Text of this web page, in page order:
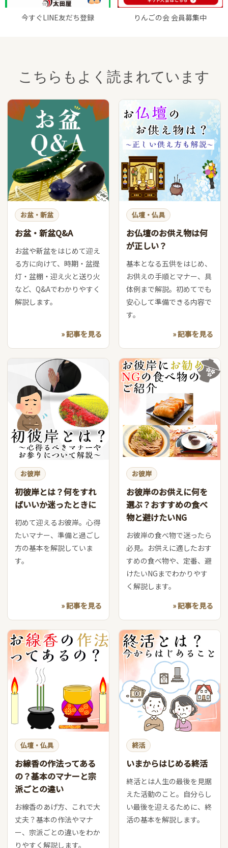
お買い物を続ける カートへ進む
今すぐLINE友だち登録 りんごの会 会員募集中
こちらもよく読まれています
お盆・新盆
お盆・新盆Q&A
お盆や新盆をはじめて迎え
る方に向けて、時期・盆提
灯・盆棚・迎え火と送り火
など、Q&Aでわかりやすく
解説します。
» 記事を見る
仏壇・仏具
お仏壇のお供え物は何
が正しい？
基本となる五供をはじめ、
お供えの手順とマナー、具
体例まで解説。初めてでも
安心して準備できる内容で
す。
» 記事を見る
お彼岸
初彼岸とは？何をすれ
ばいいか迷ったときに
初めて迎えるお彼岸。心得
たいマナー、準備と過ごし
方の基本を解説していま
す。
» 記事を見る
お彼岸
お彼岸のお供えに何を
選ぶ？おすすめの食べ
物と避けたいNG
お彼岸の食べ物で迷ったら
必見。お供えに適したおす
すめの食べ物や、定番、避
けたいNGまでわかりやす
く解説します。
» 記事を見る
仏壇・仏具
お線香の作法ってある
の？基本のマナーと宗
派ごとの違い
お線香のあげ方、これで大
丈夫？基本の作法やマナ
ー、宗派ごとの違いをわか
りやすく解説します。
終活
いまからはじめる終活
終活とは人生の最後を見据
えた活動のこと。自分らし
い最後を迎えるために、終
活の基本を解説します。